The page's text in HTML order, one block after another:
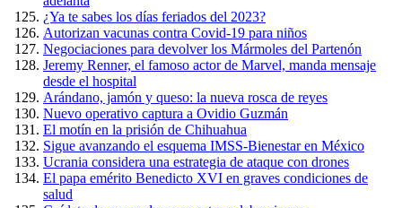
¿Ya te sabes los días feriados del 2023?
Autorizan vacunas contra Covid-19 para niños
Negociaciones para devolver los Mármoles del Partenón
Jeremy Renner, el famoso actor de Marvel, manda mensaje
desde el hospital
Arándano, jamón y queso: la nueva rosca de reyes
Nuevo operativo captura a Ovidio Guzmán
El motín en la prisión de Chihuahua
Sigue avanzando el esquema IMSS-Bienestar en México
Ucrania considera una estrategia de ataque con drones
El papa emérito Benedicto XVI en graves condiciones de
salud